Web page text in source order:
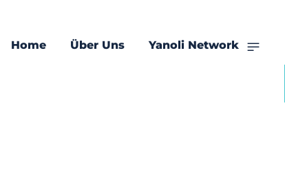
Home Über Uns Yanoli Network